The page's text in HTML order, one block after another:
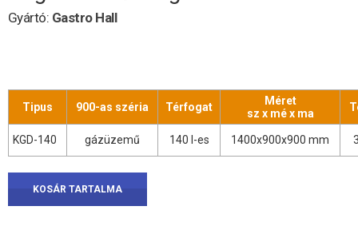
Gyártó: Gastro Hall
Tipus 900-as széria Térfogat
Méret
sz x mé x ma
KGD-140 gázüzemű 140 l-es 1400x900x900 mm
KOSÁR TARTALMA